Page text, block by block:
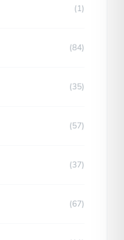
(1)
(84)
(35)
(57)
(37)
(67)